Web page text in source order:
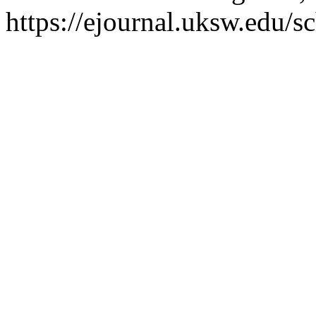
https://ejournal.uksw.edu/